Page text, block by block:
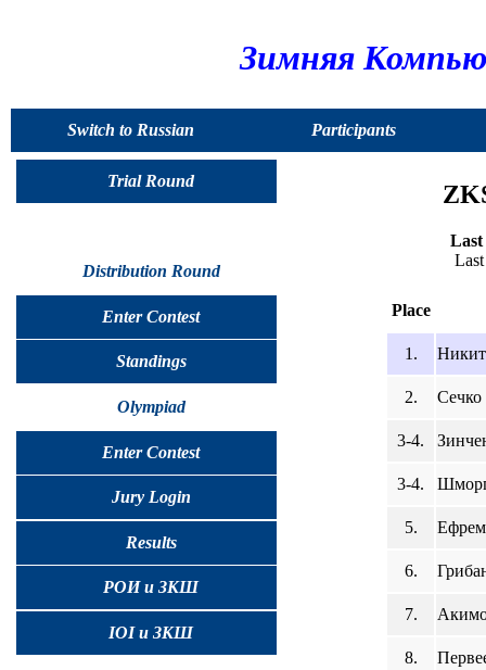
Зимняя
Switch to Russian Participants
Trial Round
Distribution Round
Enter Contest
Standings
Olympiad
Enter Contest
Jury Login
Results
РОИ и ЗКШ
IOI и ЗКШ
Last
Place
1.
2. Сечко
3-4.
3-4.
5.
6.
7.
8.